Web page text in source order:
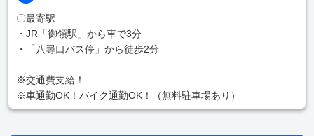
〇最寄駅
・JR「御領駅」から車で3分
・「八尋口バス停」から徒歩2分
※交通費支給！
※車通勤OK！バイク通勤OK！（無料駐車場あり）